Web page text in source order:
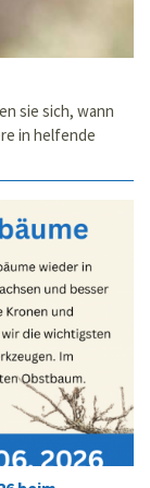
sie sich, wann
in helfende